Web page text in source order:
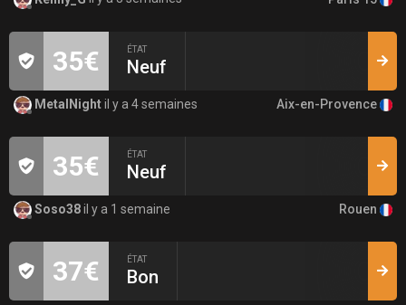
35€ ÉTAT
Neuf
MetalNightil y a 4 semaines Aix-en-Provence
35€ ÉTAT
Neuf
Soso38il y a 1 semaine Rouen
37€ ÉTAT
Bon